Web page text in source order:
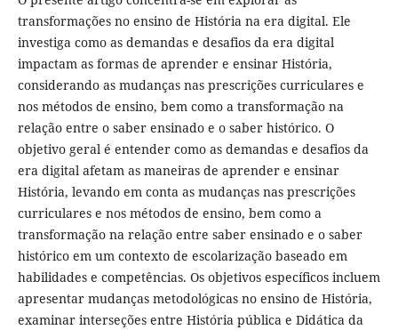
transformações no ensino de História na era digital. Ele
investiga como as demandas e desafios da era digital
impactam as formas de aprender e ensinar História,
considerando as mudanças nas prescrições curriculares e
nos métodos de ensino, bem como a transformação na
relação entre o saber ensinado e o saber histórico. O
objetivo geral é entender como as demandas e desafios da
era digital afetam as maneiras de aprender e ensinar
História, levando em conta as mudanças nas prescrições
curriculares e nos métodos de ensino, bem como a
transformação na relação entre saber ensinado e o saber
histórico em um contexto de escolarização baseado em
habilidades e competências. Os objetivos específicos incluem
apresentar mudanças metodológicas no ensino de História,
examinar interseções entre História pública e Didática da